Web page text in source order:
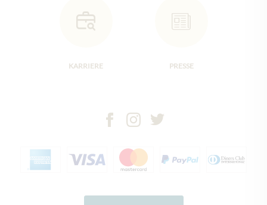
KARRIERE PRESSE